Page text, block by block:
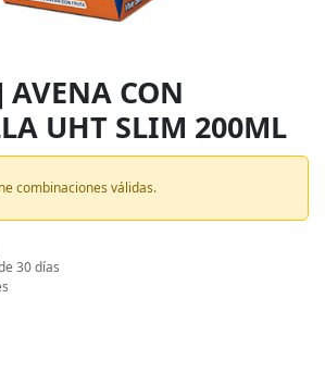
CON
UHT SLIM 200ML
combinaciones válidas.
30 días